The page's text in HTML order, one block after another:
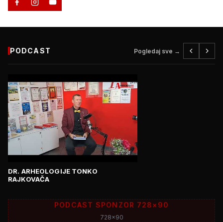
PODCAST Pogledaj sve →
DR. ARHEOLOGIJE TONKO
RAJKOVAČA
PODCAST SPONZOR 728×90
728x90